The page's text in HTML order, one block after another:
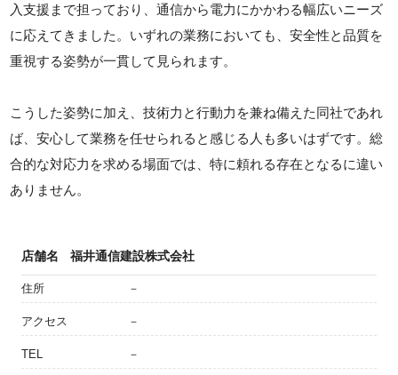
入支援まで担っており、通信から電力にかかわる幅広いニーズ
に応えてきました。いずれの業務においても、安全性と品質を
重視する姿勢が一貫して見られます。
こうした姿勢に加え、技術力と行動力を兼ね備えた同社であれ
ば、安心して業務を任せられると感じる人も多いはずです。総
合的な対応力を求める場面では、特に頼れる存在となるに違い
ありません。
店舗名 福井通信建設株式会社
住所 －
アクセス －
TEL －